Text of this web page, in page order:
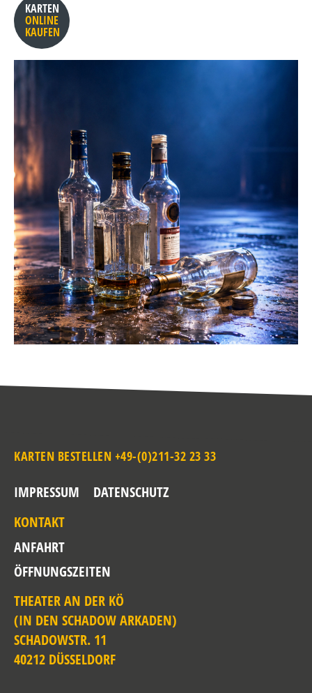
KARTEN
ONLINE
KAUFEN
KARTEN BESTELLEN +49-(0)211-32 23 33
IMPRESSUM
DATENSCHUTZ
KONTAKT
ANFAHRT
ÖFFNUNGSZEITEN
THEATER AN DER KÖ
(IN DEN SCHADOW ARKADEN)
SCHADOWSTR. 11
40212 DÜSSELDORF